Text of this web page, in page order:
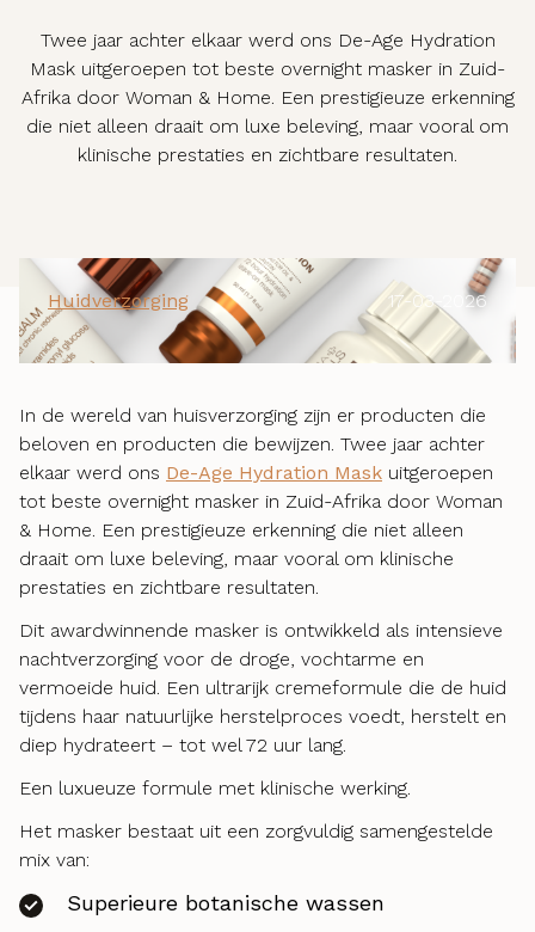
Twee jaar achter elkaar werd ons De-Age Hydration
Mask uitgeroepen tot beste overnight masker in Zuid-
Afrika door Woman & Home. Een prestigieuze erkenning
die niet alleen draait om luxe beleving, maar vooral om
klinische prestaties en zichtbare resultaten.
Huidverzorging 17-03-2026
In de wereld van huisverzorging zijn er producten die
beloven en producten die bewijzen. Twee jaar achter
elkaar werd ons De-Age Hydration Mask uitgeroepen
tot beste overnight masker in Zuid-Afrika door Woman
& Home. Een prestigieuze erkenning die niet alleen
draait om luxe beleving, maar vooral om klinische
prestaties en zichtbare resultaten.
Dit awardwinnende masker is ontwikkeld als intensieve
nachtverzorging voor de droge, vochtarme en
vermoeide huid. Een ultrarijk cremeformule die de huid
tijdens haar natuurlijke herstelproces voedt, herstelt en
diep hydrateert – tot wel 72 uur lang.
Een luxueuze formule met klinische werking.
Het masker bestaat uit een zorgvuldig samengestelde
mix van:
Superieure botanische wassen